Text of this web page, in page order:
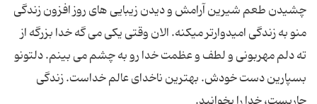
چشیدن طعم شیرین آرامش و دیدن زیبایی های روز افزون زندگی
منو به زندگی امیدوارتر میکنه. الان وقتی یکی می گه خدا بزرگه از
ته دلم مهربونی و لطف و عظمت خدا رو به چشم می بینم. دلتونو
بسپارین دست خودش. بهترین ناخدای عالم خداست. زندگی